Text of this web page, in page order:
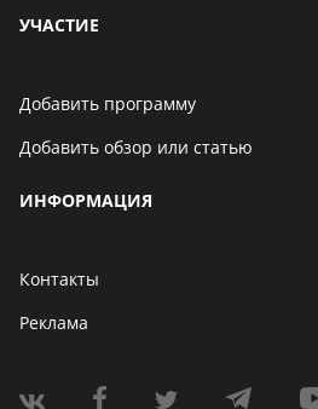
УЧАСТИЕ
Добавить программу
Добавить обзор или статью
ИНФОРМАЦИЯ
Контакты
Реклама